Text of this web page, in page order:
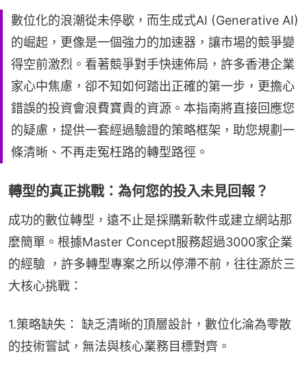
數位化的浪潮從未停歇，而生成式AI (Generative AI)
的崛起，更像是一個強力的加速器，讓市場的競爭變
得空前激烈。看著競爭對手快速佈局，許多香港企業
家心中焦慮，卻不知如何踏出正確的第一步，更擔心
錯誤的投資會浪費寶貴的資源。本指南將直接回應您
的疑慮，提供一套經過驗證的策略框架，助您規劃一
條清晰、不再走冤枉路的轉型路徑。
轉型的真正挑戰：為何您的投入未見回報？
成功的數位轉型，遠不止是採購新軟件或建立網站那
麼簡單。根據Master Concept服務超過3000家企業
的經驗 ，許多轉型專案之所以停滯不前，往往源於三
大核心挑戰：
1.策略缺失： 缺乏清晰的頂層設計，數位化淪為零散
的技術嘗試，無法與核心業務目標對齊。